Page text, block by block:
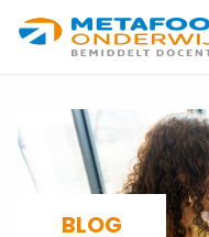
Metafoor
Onderwijs
BLOG